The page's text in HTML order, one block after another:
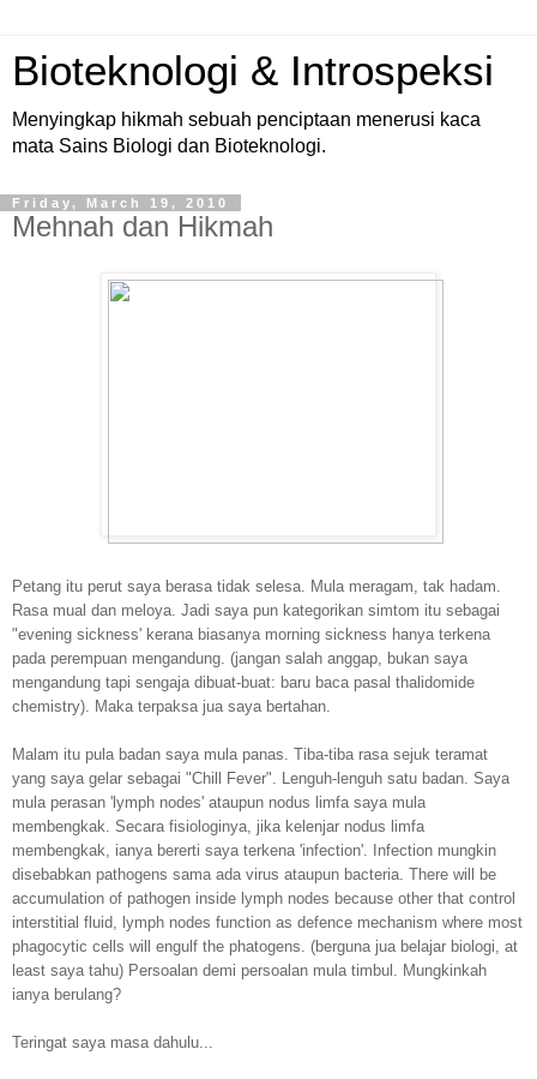
Bioteknologi & Introspeksi
Menyingkap hikmah sebuah penciptaan menerusi kaca
mata Sains Biologi dan Bioteknologi.
Friday, March 19, 2010
Mehnah dan Hikmah
Petang itu perut saya berasa tidak selesa. Mula meragam, tak hadam.
Rasa mual dan meloya. Jadi saya pun kategorikan simtom itu sebagai
"evening sickness' kerana biasanya morning sickness hanya terkena
pada perempuan mengandung. (jangan salah anggap, bukan saya
mengandung tapi sengaja dibuat-buat: baru baca pasal thalidomide
chemistry). Maka terpaksa jua saya bertahan.
Malam itu pula badan saya mula panas. Tiba-tiba rasa sejuk teramat
yang saya gelar sebagai "Chill Fever". Lenguh-lenguh satu badan. Saya
mula perasan 'lymph nodes' ataupun nodus limfa saya mula
membengkak. Secara fisiologinya, jika kelenjar nodus limfa
membengkak, ianya bererti saya terkena 'infection'. Infection mungkin
disebabkan pathogens sama ada virus ataupun bacteria. There will be
accumulation of pathogen inside lymph nodes because other that control
interstitial fluid, lymph nodes function as defence mechanism where most
phagocytic cells will engulf the phatogens. (berguna jua belajar biologi, at
least saya tahu) Persoalan demi persoalan mula timbul. Mungkinkah
ianya berulang?
Teringat saya masa dahulu...